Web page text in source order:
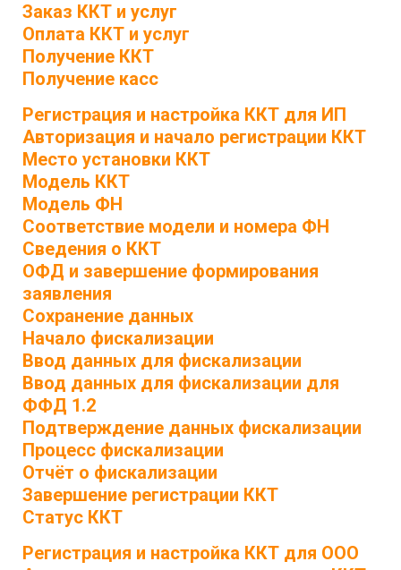
Заказ ККТ и услуг
Оплата ККТ и услуг
Получение ККТ
Получение касс
Регистрация и настройка ККТ для ИП
Авторизация и начало регистрации ККТ
Место установки ККТ
Модель ККТ
Модель ФН
Соответствие модели и номера ФН
Сведения о ККТ
ОФД и завершение формирования
заявления
Сохранение данных
Начало фискализации
Ввод данных для фискализации
Ввод данных для фискализации для
ФФД 1.2
Подтверждение данных фискализации
Процесс фискализации
Отчёт о фискализации
Завершение регистрации ККТ
Статус ККТ
Регистрация и настройка ККТ для ООО